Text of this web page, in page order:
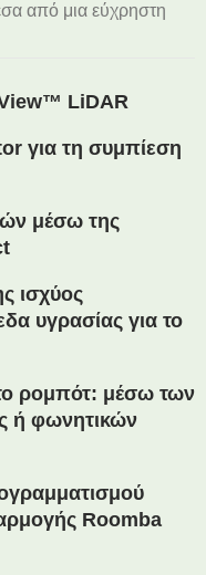
από μια εύχρηστη
LiDAR
για τη συμπίεση
μέσω της
ισχύος
υγρασίας για το
ρομπότ: μέσω των
ή φωνητικών
Roomba